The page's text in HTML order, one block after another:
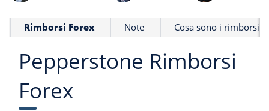
Rimborsi Forex Note Cosa sono i rimborsi
Pepperstone Rimborsi
Forex